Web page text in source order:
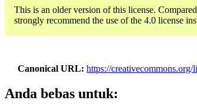
This is an older version of this license.
strongly recommend the use of the 4.0 license
Canonical URL https://creativecommons.org/
Anda bebas untuk: